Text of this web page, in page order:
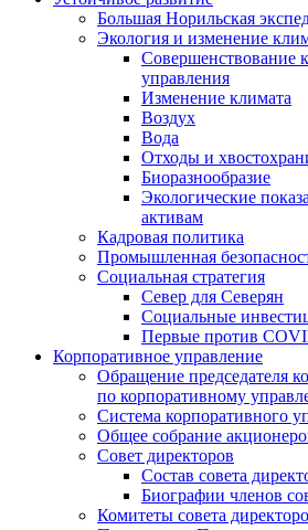
Большая Норильская
Экология и изменение
Совершенствование
управления
Изменение климата
Воздух
Вода
Отходы и
Биоразнообразие
Экологические
активам
Кадровая политика
Промышленная
Социальная стратегия
Север для Северян
Социальные
Первые против
Корпоративное управление
Обращение председателя
по корпоративному
Система корпоративного
Общее собрание
Совет директоров
Состав совета
Биографии членов
Комитеты совета